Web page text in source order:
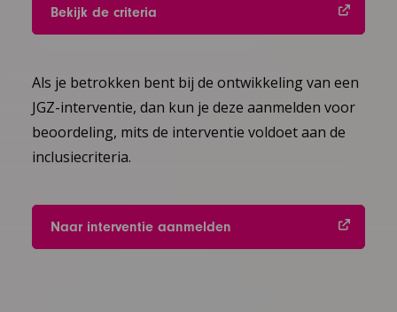
Bekijk de criteria
Als je betrokken bent bij de ontwikkeling van een
JGZ-interventie, dan kun je deze aanmelden voor
beoordeling, mits de interventie voldoet aan de
inclusiecriteria.
Naar interventie aanmelden